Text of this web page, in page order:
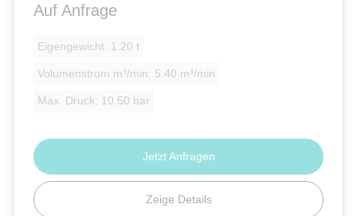
Auf Anfrage
Eigengewicht: 1.20 t
Volumenstrom m³/min: 5.40 m³/min
Max. Druck: 10.50 bar
Zeige Details
Jetzt Anfragen